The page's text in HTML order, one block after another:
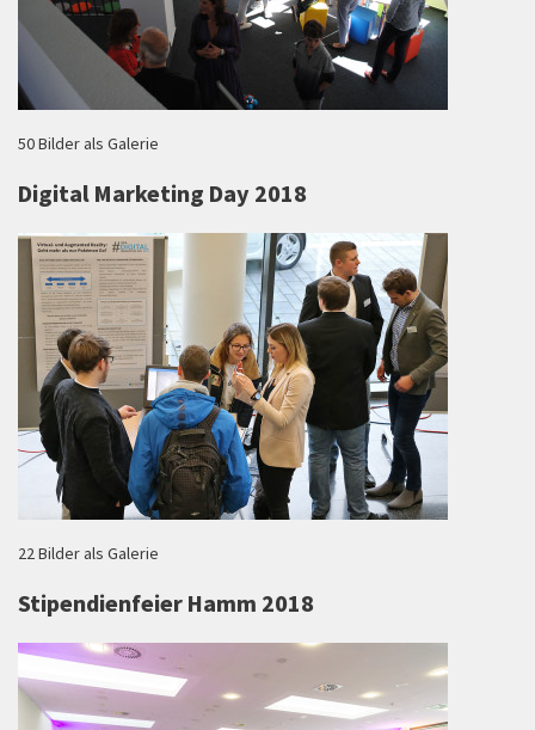
50 Bilder als Galerie
Digital Marketing Day 2018
22 Bilder als Galerie
Stipendienfeier Hamm 2018